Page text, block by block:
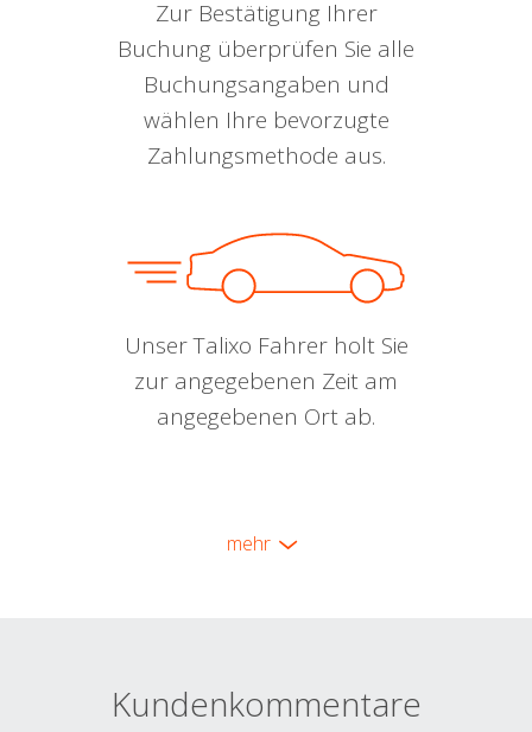
Zur Bestätigung Ihrer
Buchung überprüfen Sie alle
Buchungsangaben und
wählen Ihre bevorzugte
Zahlungsmethode aus.
Unser Talixo Fahrer holt Sie
zur angegebenen Zeit am
angegebenen Ort ab.
mehr
Kundenkommentare